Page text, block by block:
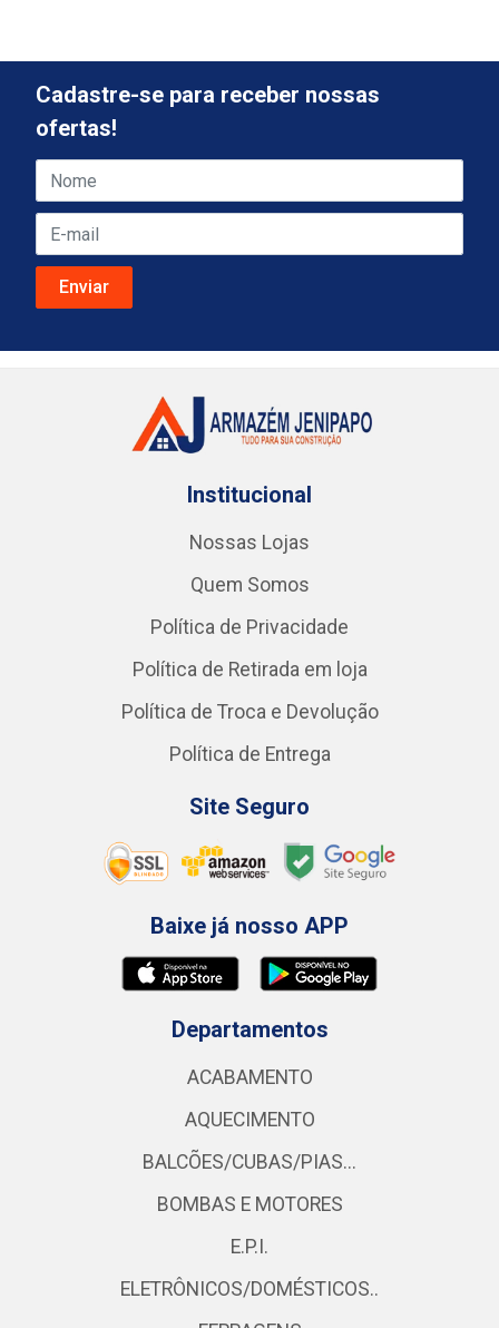
Cadastre-se para receber nossas
ofertas!
Institucional
Nossas Lojas
Quem Somos
Política de Privacidade
Política de Retirada em loja
Política de Troca e Devolução
Política de Entrega
Site Seguro
Baixe já nosso APP
Departamentos
ACABAMENTO
AQUECIMENTO
BALCÕES/CUBAS/PIAS...
BOMBAS E MOTORES
E.P.I.
ELETRÔNICOS/DOMÉSTICOS..